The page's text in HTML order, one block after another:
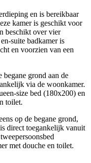
en is bereikbaar
kamer is geschikt voor
beschikt over vier
suite badkamer is
en voorzien van een
begane grond aan de
via de woonkamer.
size bed (180x200) en
toilet.
op de begane grond,
direct toegankelijk vanuit
met douche en toilet.